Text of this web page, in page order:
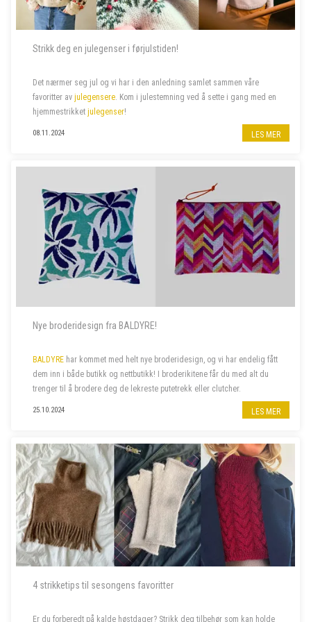
Strikk deg en julegenser i førjulstiden!
Det nærmer seg jul og vi har i den anledning samlet sammen våre
favoritter av julegensere. Kom i julestemning ved å sette i gang med en
hjemmestrikket julegenser!
08.11.2024 LES MER
Nye broderidesign fra BALDYRE!
BALDYRE har kommet med helt nye broderidesign, og vi har endelig fått
dem inn i både butikk og nettbutikk! I broderikitene får du med alt du
trenger til å brodere deg de lekreste putetrekk eller clutcher.
25.10.2024 LES MER
4 strikketips til sesongens favoritter
Er du forberedt på kalde høstdager? Strikk deg tilbehør som kan holde